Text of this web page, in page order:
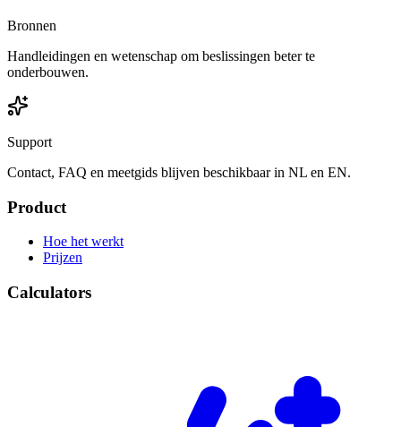
Bronnen
Handleidingen en wetenschap om beslissingen beter te
onderbouwen.
Support
Contact, FAQ en meetgids blijven beschikbaar in NL en EN.
Product
Hoe het werkt
Prijzen
Calculators